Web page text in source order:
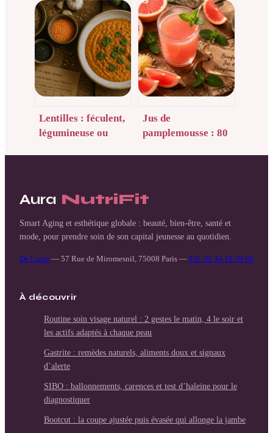
comment choisir et
réussir cette coupe
tendance
qu’il faut vraiment
savoir avant
d’acheter
Lentilles : féculent,
légumineuse ou
Jus de
pamplemousse : 80
Aura NutriFit
Smart Aging et esthétique globale : beauté, bien-être, santé et
mode, pour prendre soin de son capital jeunesse au quotidien.
De Lauré — 57 Rue de Miromesnil, 75008 Paris — Tél. 01 44 18 38 69
À découvrir
Routine soin visage naturel : 2 gestes le matin, 4 le soir et
les actifs adaptés à chaque peau
Gastrite : remèdes naturels, aliments doux et signaux
d’alerte
SIBO : ballonnements, carences et test d’haleine pour le
diagnostiquer
Bootcut : la coupe ajustée puis évasée qui allonge la jambe